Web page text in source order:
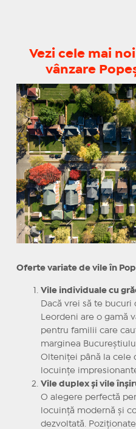
Vezi cele mai
vânzare
Oferte variate de vile în
Vile individuale cu
Dacă vrei să te
Leordeni are o gamă
pentru familii care
marginea
Olteniței până la cele
locuințe
Vile duplex și vile
O alegere perfectă
locuință modernă și
dezvoltată.